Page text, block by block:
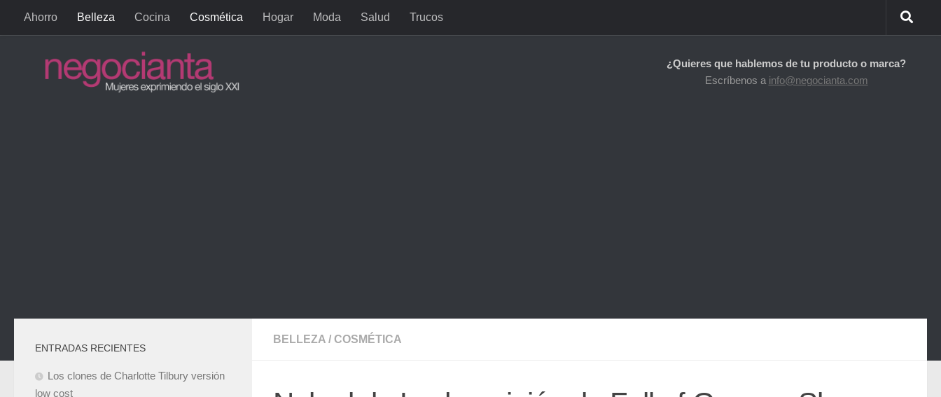
Saltar al contenido
Ahorro Belleza Cocina Cosmética Hogar Moda Salud Trucos
¿Quieres que hablemos de tu producto o marca?
Escríbenos a info@negocianta.com
BELLEZA / COSMÉTICA
ENTRADAS RECIENTES
Los clones de Charlotte Tilbury versión
low cost